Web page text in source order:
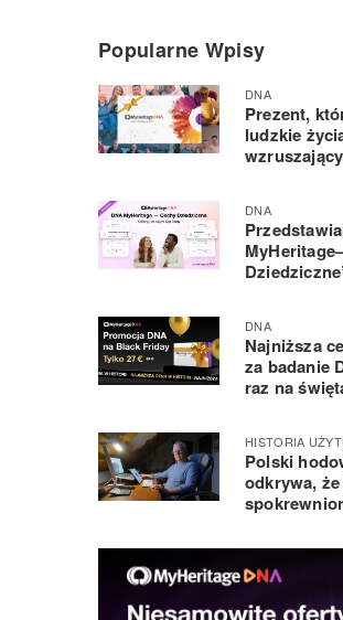
Popularne Wpisy
DNA
Prezent,
ludzkie
DNA
DNA
Najniższa
za badanie
raz na
HISTORIA
Polski
odkrywa,
innymi
dzięki
MyHeritage